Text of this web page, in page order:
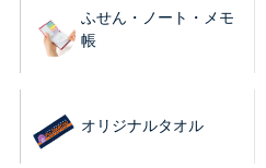
ふせん・ノート・メモ
帳
オリジナルタオル